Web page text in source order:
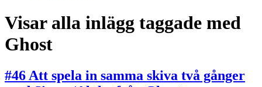
Visar alla inlägg taggade med
Ghost
#46 Att spela in samma skiva två gånger